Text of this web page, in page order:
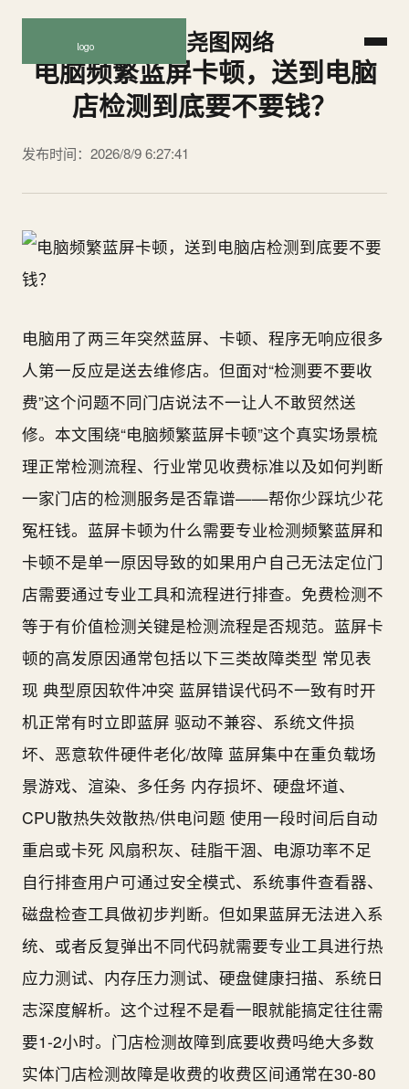
尧图网络
电脑频繁蓝屏卡顿，送到电脑
店检测到底要不要钱？
发布时间：2026/8/9 6:27:41
电脑用了两三年突然蓝屏、卡顿、程序无响应很多
人第一反应是送去维修店。但面对“检测要不要收
费”这个问题不同门店说法不一让人不敢贸然送
修。本文围绕“电脑频繁蓝屏卡顿”这个真实场景梳
理正常检测流程、行业常见收费标准以及如何判断
一家门店的检测服务是否靠谱——帮你少踩坑少花
冤枉钱。蓝屏卡顿为什么需要专业检测频繁蓝屏和
卡顿不是单一原因导致的如果用户自己无法定位门
店需要通过专业工具和流程进行排查。免费检测不
等于有价值检测关键是检测流程是否规范。蓝屏卡
顿的高发原因通常包括以下三类故障类型 常见表
现 典型原因软件冲突 蓝屏错误代码不一致有时开
机正常有时立即蓝屏 驱动不兼容、系统文件损
坏、恶意软件硬件老化/故障 蓝屏集中在重负载场
景游戏、渲染、多任务 内存损坏、硬盘坏道、
CPU散热失效散热/供电问题 使用一段时间后自动
重启或卡死 风扇积灰、硅脂干涸、电源功率不足
自行排查用户可通过安全模式、系统事件查看器、
磁盘检查工具做初步判断。但如果蓝屏无法进入系
统、或者反复弹出不同代码就需要专业工具进行热
应力测试、内存压力测试、硬盘健康扫描、系统日
志深度解析。这个过程不是看一眼就能搞定往往需
要1-2小时。门店检测故障到底要收费吗绝大多数
实体门店检测故障是收费的收费区间通常在30-80